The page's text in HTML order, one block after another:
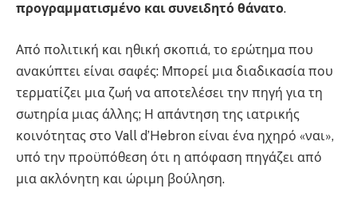
προγραμματισμένο και συνειδητό θάνατο.
Από πολιτική και ηθική σκοπιά, το ερώτημα που
ανακύπτει είναι σαφές: Μπορεί μια διαδικασία που
τερματίζει μια ζωή να αποτελέσει την πηγή για τη
σωτηρία μιας άλλης; Η απάντηση της ιατρικής
κοινότητας στο Vall d’Hebron είναι ένα ηχηρό «ναι»,
υπό την προϋπόθεση ότι η απόφαση πηγάζει από
μια ακλόνητη και ώριμη βούληση.